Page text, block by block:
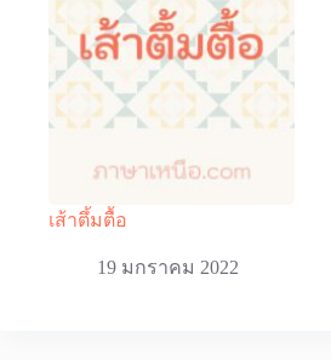
เส้าตึ้มตื้อ
19 มกราคม 2022